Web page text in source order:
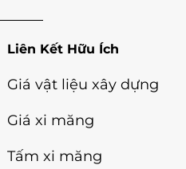
Liên Kết Hữu Ích
Giá vật liệu xây dựng
Giá xi măng
Tấm xi măng